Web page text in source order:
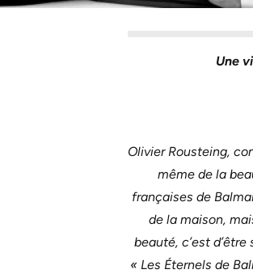
Une
Olivier Rousteing,
même de la
françaises de
de la maison,
beauté, c’est
« Les Éternels de